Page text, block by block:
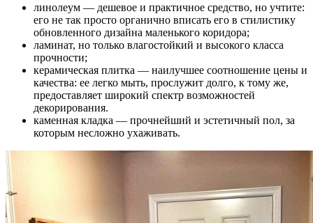
линолеум — дешевое и практичное средство, но учтите:
его не так просто органично вписать его в стилистику
обновленного дизайна маленького коридора;
ламинат, но только влагостойкий и высокого класса
прочности;
керамическая плитка — наилучшее соотношение цены и
качества: ее легко мыть, прослужит долго, к тому же,
предоставляет широкий спектр возможностей
декорирования.
каменная кладка — прочнейший и эстетичный пол, за
которым несложно ухаживать.